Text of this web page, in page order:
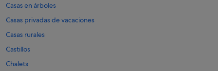
Casas en árboles
Casas privadas de vacaciones
Casas rurales
Castillos
Chalets